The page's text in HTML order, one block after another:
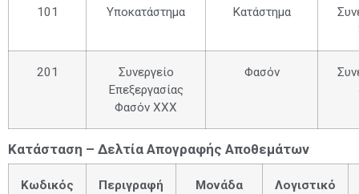
101 Υποκατάστημα Κατάστημα
201
Συνεργείο
Επεξεργασίας
Φασόν ΧΧΧ
Φασόν
Κατάσταση – Δελτία Απογραφής Αποθεμάτων
Κωδικός Περιγραφή
Μονάδα
Λογιστικό